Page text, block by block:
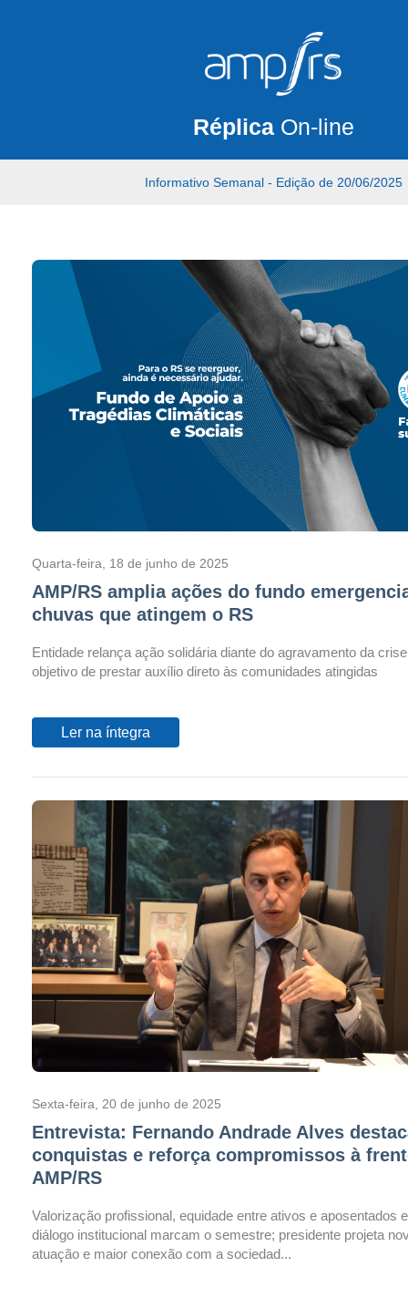
Réplica On-line
Informativo Semanal - Edição de 20/06/2025
Quarta-feira, 18 de junho de 2025
AMP/RS amplia ações do fundo
chuvas que atingem o RS
Entidade relança ação solidária diante do agravamento da
objetivo de prestar auxílio direto às comunidades atingidas
Ler na íntegra
Sexta-feira, 20 de junho de 2025
Entrevista: Fernando Andrade Alves
conquistas e reforça compromissos à
AMP/RS
Valorização profissional, equidade entre ativos e aposentados
diálogo institucional marcam o semestre; presidente projeta
atuação e maior conexão com a sociedad...